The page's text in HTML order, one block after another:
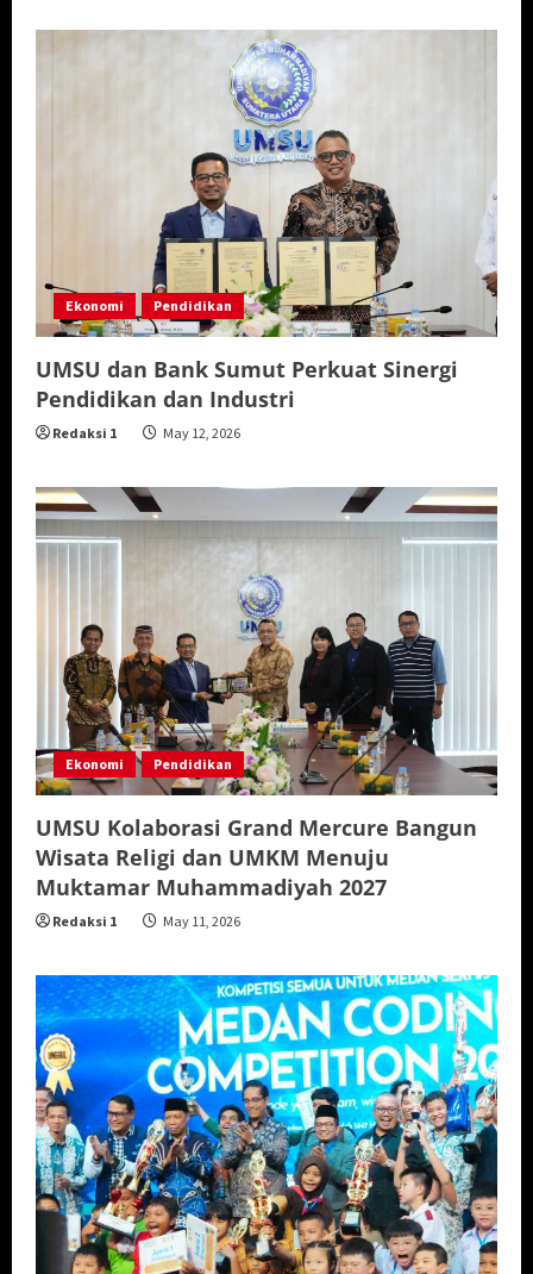
Ekonomi Pendidikan
UMSU dan Bank Sumut Perkuat Sinergi
Pendidikan dan Industri
Redaksi 1 May 12, 2026
Ekonomi Pendidikan
UMSU Kolaborasi Grand Mercure Bangun
Wisata Religi dan UMKM Menuju
Muktamar Muhammadiyah 2027
Redaksi 1 May 11, 2026